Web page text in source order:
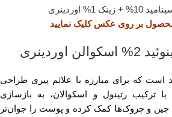
بر روی عکس کلیک نمایید
است که برای مبارزه با علائم پیری طراحی
رتینول و اسکوالان، به بازسازی
و چروک‌ها کمک کرده و پوست را جوان‌تر